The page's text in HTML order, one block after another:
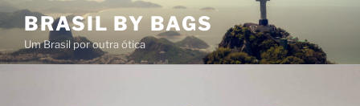
Pular
para
o
conteúdo
BRASIL BY BAGS
Um Brasil por outra ótica